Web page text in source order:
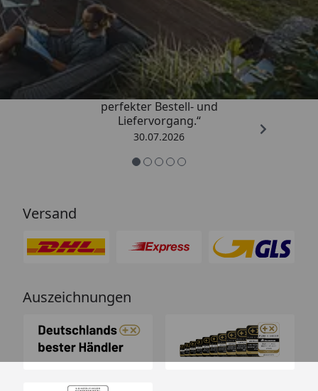
Trusted Shops
4,76/ 5
„Qualitativ sehr gute Ware und ein
perfekter Bestell- und
Liefervorgang.“
30.07.2026
Versand
Auszeichnungen